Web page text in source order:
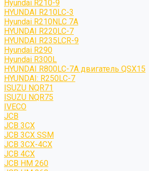
Hyundai R210-9
HYUNDAI R210LC-3
Hyundai R210NLC 7A
HYUNDAI R220LC-7
HYUNDAI R235LCR-9
Hyundai R290
Hyundai R300L
HYUNDAI R800LC-7A двигатель QSX15
HYUNDAI: R250LC-7
ISUZU NQR71
ISUZU NQR75
IVECO
JCB
JCB 3CX
JCB 3CX SSM
JCB 3CX-4CX
JCB 4CX
JCB HM 260